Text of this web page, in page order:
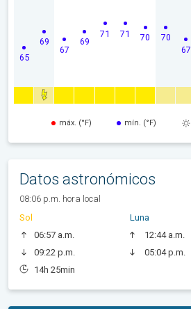
65
69
67
69
71 71 70 70
67
máx. (°F) mín. (°F)
Datos astronómicos
08:06 p.m. hora local
Sol
06:57 a.m.
09:22 p.m.
14h 25min
Luna
12:44 a.m.
05:04 p.m.